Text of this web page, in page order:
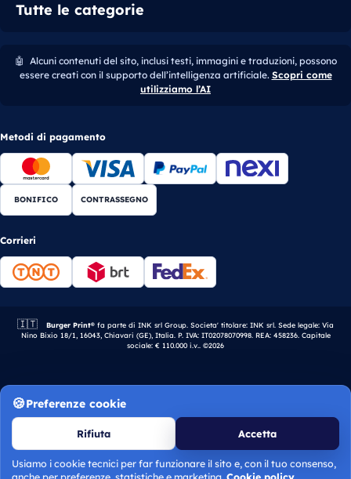
Tutte le categorie
🤖 Alcuni contenuti del sito, inclusi testi, immagini e traduzioni, possono
essere creati con il supporto dell’intelligenza artificiale. Scopri come
utilizziamo l’AI
Metodi di pagamento
BONIFICO CONTRASSEGNO
Corrieri
🇮🇹 Azienda italiana.
Burger Print® fa parte di INK srl Group. Societa' titolare: INK srl. Sede legale: Via
Nino Bixio 18/1, 16043, Chiavari (GE), Italia. P. IVA: IT02078070998. REA: 458236. Capitale
sociale: € 110.000 i.v.. ©2026
Preferenze cookie
Rifiuta Accetta
Usiamo i cookie tecnici per far funzionare il sito e, con il tuo consenso,